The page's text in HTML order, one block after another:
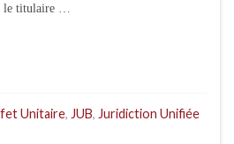
le titulaire …
Unitaire, JUB, Juridiction Unifiée